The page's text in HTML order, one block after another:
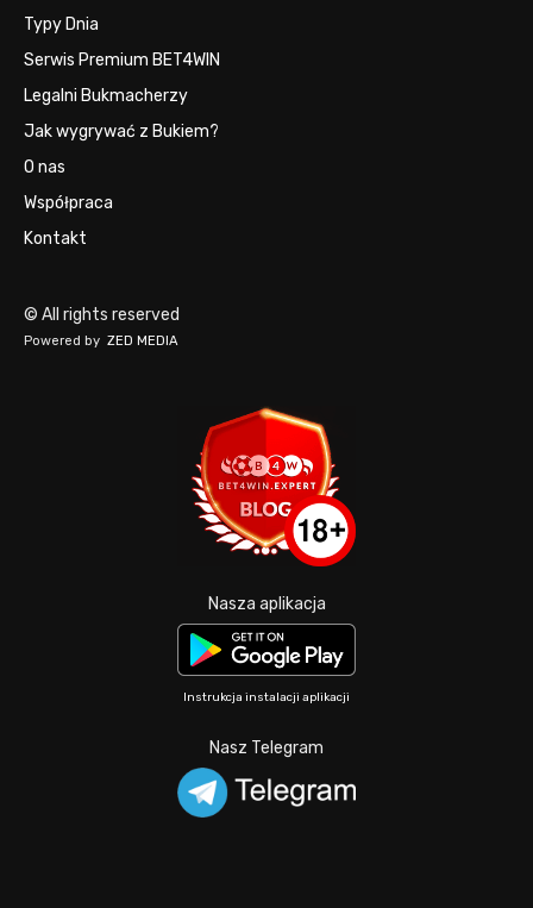
Typy Dnia
Serwis Premium BET4WIN
Legalni Bukmacherzy
Jak wygrywać z Bukiem?
O nas
Współpraca
Kontakt
© All rights reserved
Powered by ZED MEDIA
Nasza aplikacja
Instrukcja instalacji aplikacji
Nasz Telegram